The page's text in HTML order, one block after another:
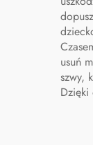
usuń
szwy,
Dzięki